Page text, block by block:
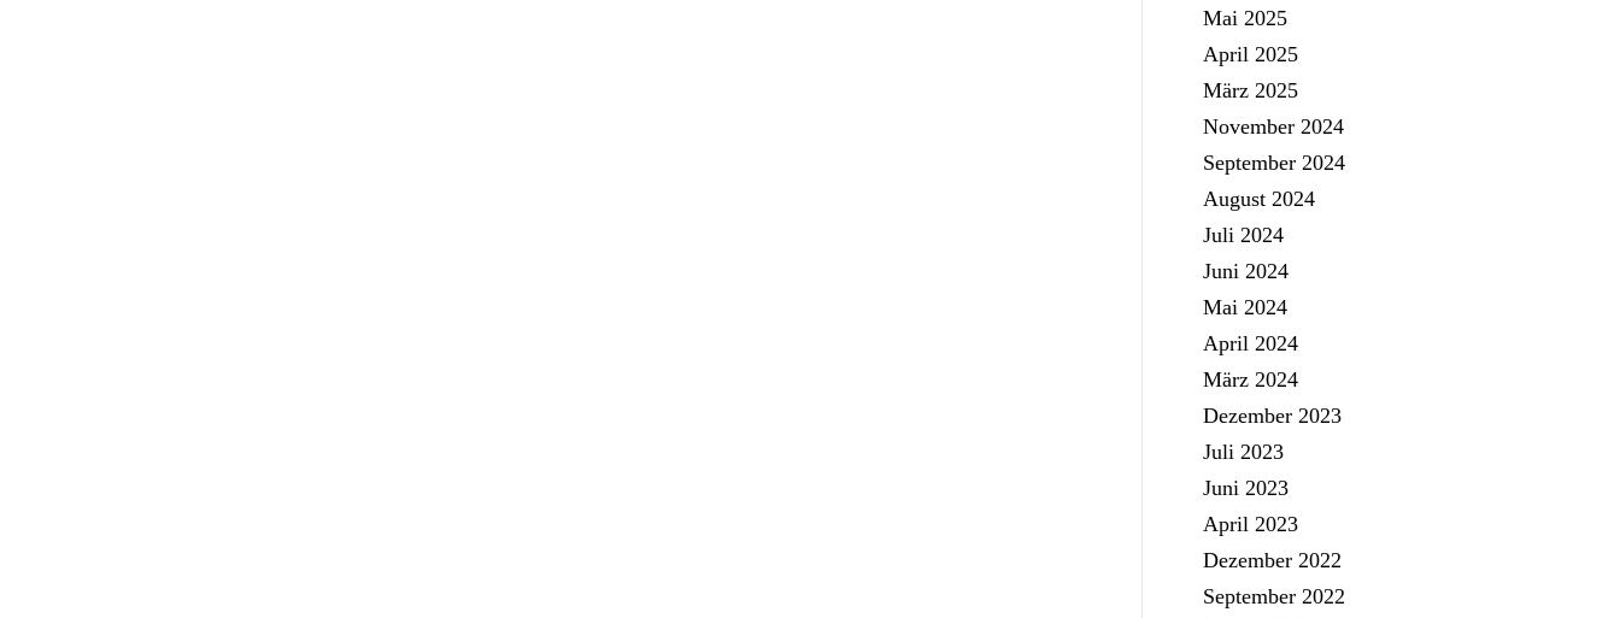
Mai 2025
April 2025
März 2025
November 2024
September 2024
August 2024
Juli 2024
Juni 2024
Mai 2024
April 2024
März 2024
Dezember 2023
Juli 2023
Juni 2023
April 2023
Dezember 2022
September 2022